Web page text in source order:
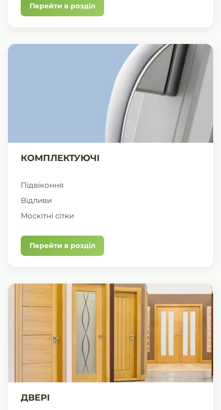
Перейти в розділ
КОМПЛЕКТУЮЧІ
Підвіконня
Відливи
Москітні сітки
Перейти в розділ
ДВЕРІ